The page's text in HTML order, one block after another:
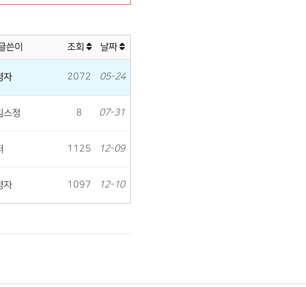
쓴이 조회 날짜
자 2072 05-24
스정 8 07-31
1125 12-09
자 1097 12-10